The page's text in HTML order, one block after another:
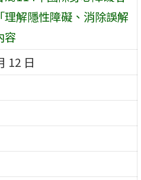
理解隱性障礙、消除誤解
容
12 日